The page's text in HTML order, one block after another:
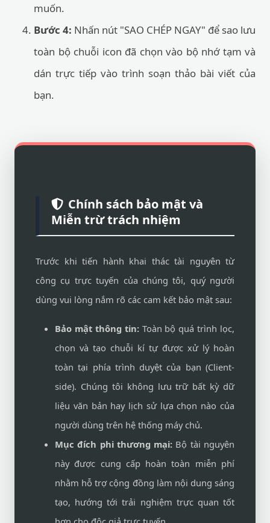
muốn.
Bước 4: Nhấn nút "SAO CHÉP NGAY" để sao lưu
toàn bộ chuỗi icon đã chọn vào bộ nhớ tạm và
dán trực tiếp vào trình soạn thảo bài viết của
bạn.
Chính sách bảo mật và
Miễn trừ trách nhiệm
Trước khi tiến hành khai thác tài nguyên từ
công cụ trực tuyến của chúng tôi, quý người
dùng vui lòng nắm rõ các cam kết bảo mật sau:
Bảo mật thông tin:Toàn bộ quá trình lọc,
chọn và tạo chuỗi kí tự được xử lý hoàn
toàn tại phía trình duyệt của bạn (Client-
side). Chúng tôi không lưu trữ bất kỳ dữ
liệu văn bản hay lịch sử lựa chọn nào của
người dùng trên hệ thống máy chủ.
Mục đích phi thương mại: Bộ tài nguyên
này được cung cấp hoàn toàn miễn phí
nhằm hỗ trợ cộng đồng làm nội dung sáng
tạo, hướng tới trải nghiệm trực quan tốt